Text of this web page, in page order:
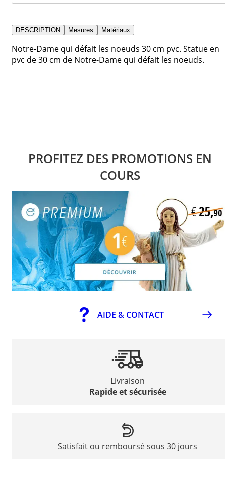
DESCRIPTION Mesures Matériaux
Notre-Dame qui défait les noeuds 30 cm pvc. Statue en
pvc de 30 cm de Notre-Dame qui défait les noeuds.
PROFITEZ DES PROMOTIONS EN
COURS
AIDE & CONTACT
Livraison
Rapide et sécurisée
Satisfait ou remboursé sous 30 jours